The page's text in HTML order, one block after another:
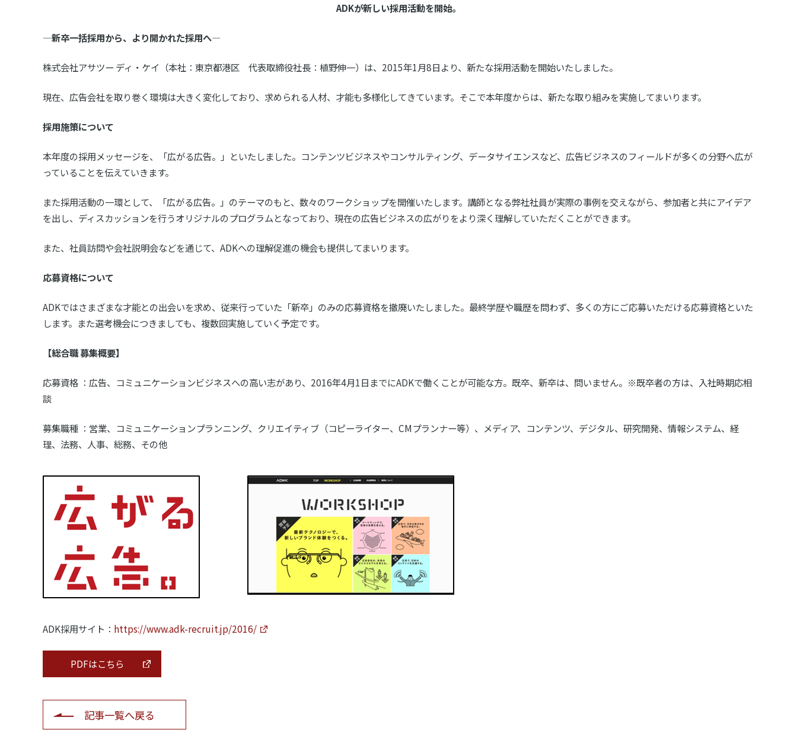
ADKが新しい採用活動を開始。
―新卒一括採用から、より開かれた採用へ―
株式会社アサツー ディ・ケイ（本社：東京都港区 代表取締役社長：植野伸一）は、2015年1月8日より、新たな採用活動を開始いたしました。
現在、広告会社を取り巻く環境は大きく変化しており、求められる人材、才能も多様化してきています。そこで本年度からは、新たな取り組みを実施してまいります。
採用施策について
本年度の採用メッセージを、「広がる広告。」といたしました。コンテンツビジネスやコンサルティング、データサイエンスなど、広告ビジネスのフィールドが多くの分野へ広が
っていることを伝えていきます。
また採用活動の一環として、「広がる広告。」のテーマのもと、数々のワークショップを開催いたします。講師となる弊社社員が実際の事例を交えながら、参加者と共にアイデア
を出し、ディスカッションを行うオリジナルのプログラムとなっており、現在の広告ビジネスの広がりをより深く理解していただくことができます。
また、社員訪問や会社説明会などを通じて、ADKへの理解促進の機会も提供してまいります。
応募資格について
ADKではさまざまな才能との出会いを求め、従来行っていた「新卒」のみの応募資格を撤廃いたしました。最終学歴や職歴を問わず、多くの方にご応募いただける応募資格といた
します。また選考機会につきましても、複数回実施していく予定です。
【総合職 募集概要】
応募資格 ：広告、コミュニケーションビジネスへの高い志があり、2016年4月1日までにADKで働くことが可能な方。既卒、新卒は、問いません。※既卒者の方は、入社時期応相
談
募集職種 ：営業、コミュニケーションプランニング、クリエイティブ（コピーライター、CMプランナー等）、メディア、コンテンツ、デジタル、研究開発、情報システム、経
理、法務、人事、総務、その他
ADK採用サイト： https://www.adk-recruit.jp/2016/
PDFはこちら
記事一覧へ戻る